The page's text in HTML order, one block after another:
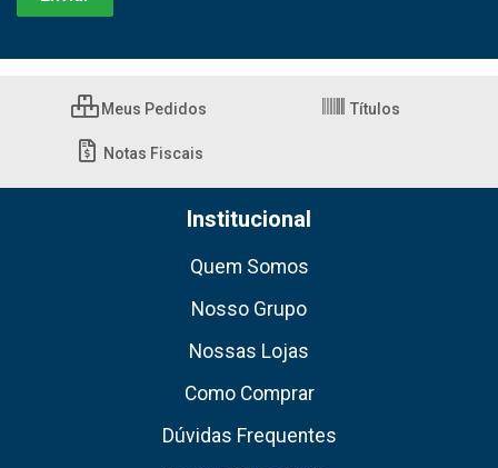
Meus Pedidos Títulos
Notas Fiscais
Institucional
Quem Somos
Nosso Grupo
Nossas Lojas
Como Comprar
Dúvidas Frequentes